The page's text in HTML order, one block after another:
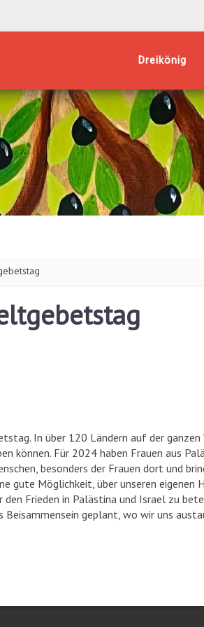
Dreikönig
In über 120 Ländern auf der
können. Für 2024 haben Frauen aus
besonders der Frauen dort und
gute Möglichkeit, über unseren
Frieden in Palästina und Israel zu
geplant, wo wir uns